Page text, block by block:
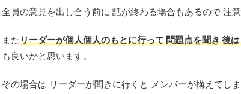
全員の意見を出し合う前に 話が終わる場合もあるので 注意
またリーダーが個人個人のもとに行って 問題点を聞き 後
も良いかと思います。
その場合は リーダーが聞きに行くと メンバーが構えてし